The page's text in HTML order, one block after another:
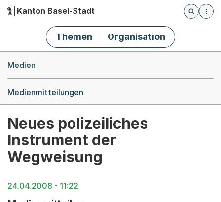
Hauptnavigation
Kanton Basel-Stadt
Öffnet
Themen Organisation
Medien
Medienmitteilungen
Neues polizeiliches
Instrument der
Wegweisung
24.04.2008 - 11:22